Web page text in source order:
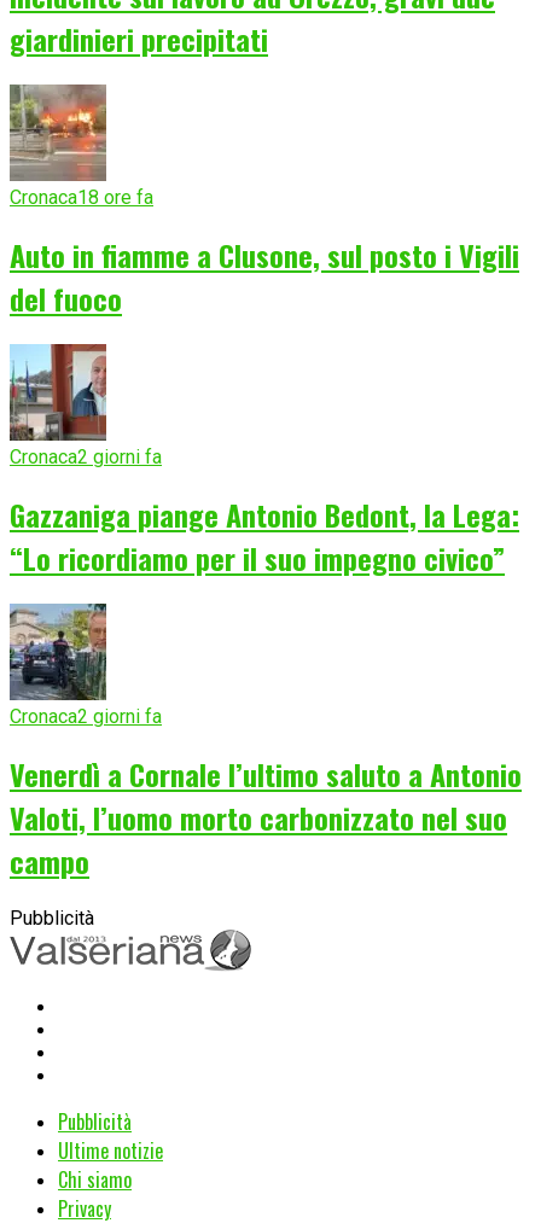
giardinieri precipitati
Cronaca18 ore fa
Auto in fiamme a Clusone, sul posto i Vigili
del fuoco
Cronaca2 giorni fa
Gazzaniga piange Antonio Bedont, la Lega:
“Lo ricordiamo per il suo impegno civico”
Cronaca2 giorni fa
Venerdì a Cornale l’ultimo saluto a Antonio
Valoti, l’uomo morto carbonizzato nel suo
campo
Pubblicità
Pubblicità
Ultime notizie
Chi siamo
Privacy